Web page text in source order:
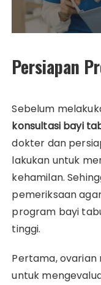
Persiapan
Sebelum
konsultasi bayi
dokter dan
lakukan untuk
kehamilan.
pemeriksaan
program bayi
tinggi.
Pertama, ovarian
untuk